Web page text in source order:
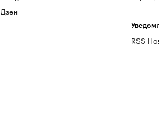
Дзен
RSS